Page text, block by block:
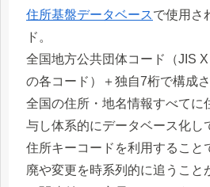
住所基盤データベースで使用さ
ド。
全国地方公共団体コード（JIS
の各コード）＋独自7桁で構成さ
全国の住所・地名情報すべてに
与し体系的にデータベース化し
住所キーコードを利用すること
廃や変更を時系列的に追うこと